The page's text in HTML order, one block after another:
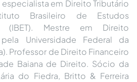
em Direito Tributário
Brasileiro de Estudos
(IBET). Mestre em Direito
Universidade Federal da
Professor de Direito Financeiro
Baiana de Direito. Sócio da
do Fiedra, Britto & Ferreira